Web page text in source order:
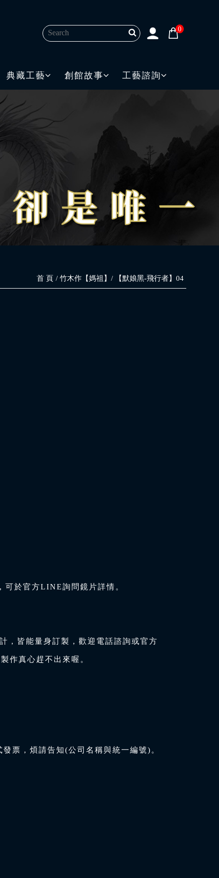
0
典藏工藝 創館故事 工藝諮詢
首 頁 竹木作【媽祖】 【默娘黑-飛行者】04
可於官方LINE詢問鏡片詳情。
，皆能量身訂製，歡迎電話諮詢或官方
作真心趕不出來喔。
票，煩請告知(公司名稱與統一編號)。